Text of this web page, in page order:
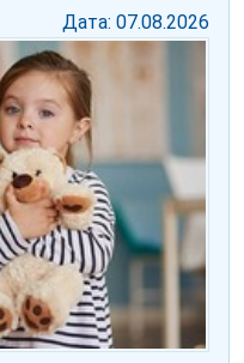
Дата: 07.08.2026